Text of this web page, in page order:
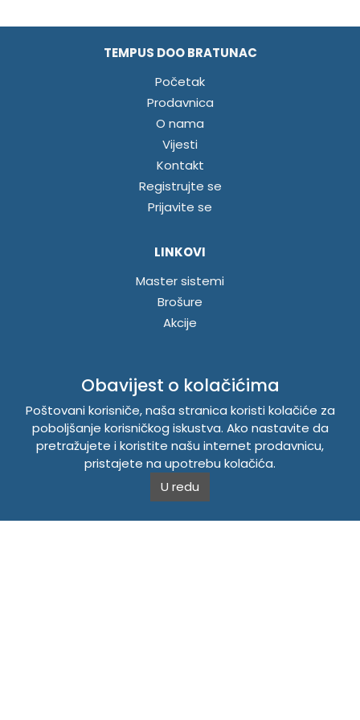
TEMPUS DOO BRATUNAC
Početak
Prodavnica
O nama
Vijesti
Kontakt
Registrujte se
Prijavite se
LINKOVI
Master sistemi
Brošure
Akcije
Politika o kolačićima
Uslovi korištenja
Politika privatnosti
TEMPUS DOO BRATUNAC
Svetog Save bb, 75420 Bratunac, Bosna i Hercegovina
Obavijest o kolačićima
Poštovani korisniče, naša stranica koristi kolačiće za
poboljšanje korisničkog iskustva. Ako nastavite da
pretražujete i koristite našu internet prodavnicu,
pristajete na upotrebu kolačića.
U redu